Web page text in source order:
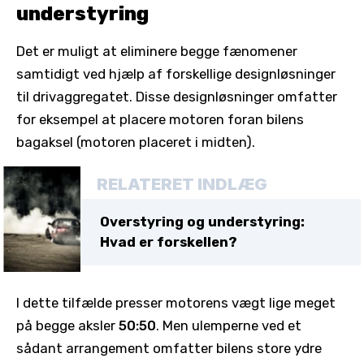
understyring
Det er muligt at eliminere begge fænomener
samtidigt ved hjælp af forskellige designløsninger
til drivaggregatet. Disse designløsninger omfatter
for eksempel at placere motoren foran bilens
bagaksel (motoren placeret i midten).
RELATERET INDLÆG
Overstyring og understyring:
Hvad er forskellen?
I dette tilfælde presser motorens vægt lige meget
på begge aksler 50:50. Men ulemperne ved et
sådant arrangement omfatter bilens store ydre